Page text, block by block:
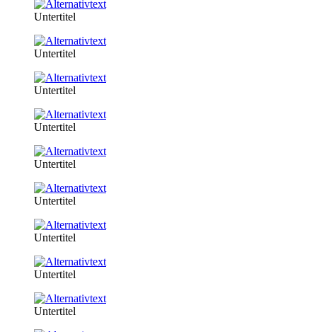
Untertitel
Untertitel
Untertitel
Untertitel
Untertitel
Untertitel
Untertitel
Untertitel
Untertitel